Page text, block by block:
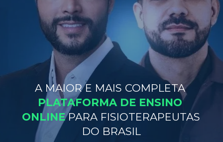
A MAIOR E MAIS COMPLETA
PLATAFORMA DE ENSINO
ONLINE PARA FISIOTERAPEUTAS
DO BRASIL